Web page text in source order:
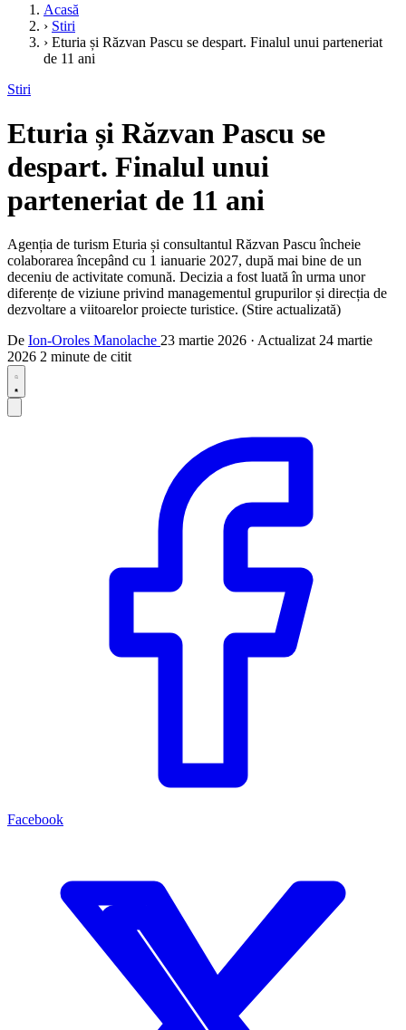
Acasă
› Stiri
› Eturia și Răzvan Pascu se despart. Finalul unui parteneriat
de 11 ani
Stiri
Eturia și Răzvan Pascu se
despart. Finalul unui
parteneriat de 11 ani
Agenția de turism Eturia și consultantul Răzvan Pascu încheie
colaborarea începând cu 1 ianuarie 2027, după mai bine de un
deceniu de activitate comună. Decizia a fost luată în urma unor
diferențe de viziune privind managementul grupurilor și direcția de
dezvoltare a viitoarelor proiecte turistice. (Stire actualizată)
De Ion-Oroles Manolache 23 martie 2026 · Actualizat 24 martie
2026 2 minute de citit
Facebook